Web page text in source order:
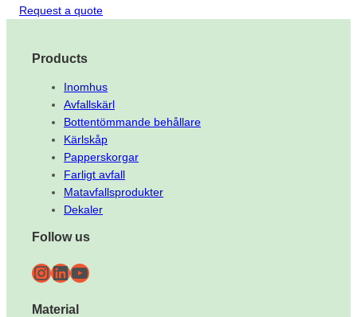
Request a quote
Products
Inomhus
Avfallskärl
Bottentömmande behållare
Kärlskåp
Papperskorgar
Farligt avfall
Matavfallsprodukter
Dekaler
Follow us
InstagramLinkedIn YouTube
Material